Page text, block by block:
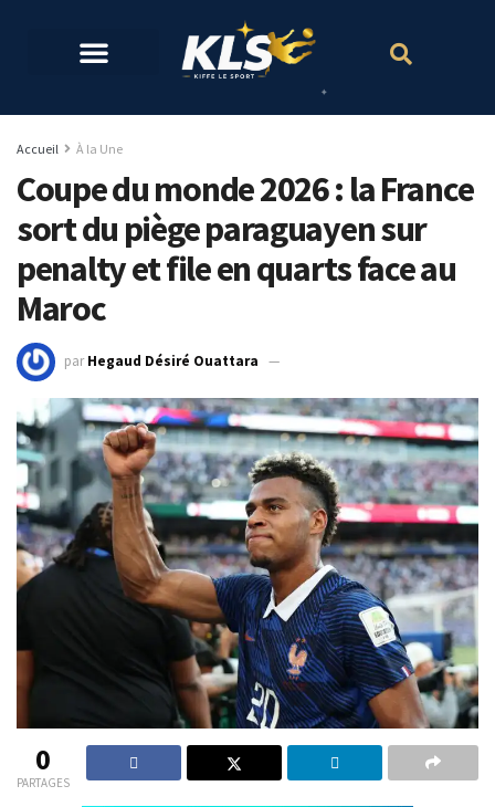
Accueil À la Une
Coupe du monde 2026 : la France
sort du piège paraguayen sur
penalty et file en quarts face au
Maroc
par Hegaud Désiré Ouattara
0
PARTAGES